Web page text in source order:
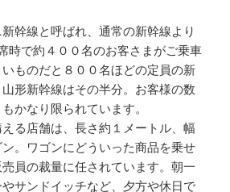
幹線と呼ばれ、通常の新幹線より
時で約４００名のお客さまがご乗車
ものだと８００名ほどの定員の新
形新幹線はその半分。お客様の数
かなり限られています。
る店舗は、長さ約１メートル、幅
。ワゴンにどういった商品を乗せ
員の裁量に任されています。朝一
サンドイッチなど、夕方や休日で